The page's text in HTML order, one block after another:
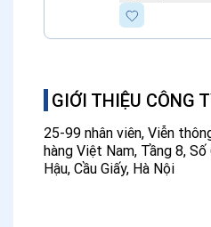
GIỚI THIỆU CÔNG
25-99 nhân viên, Viễn
hàng Việt Nam, Tầng 8,
Hậu, Cầu Giấy, Hà Nội